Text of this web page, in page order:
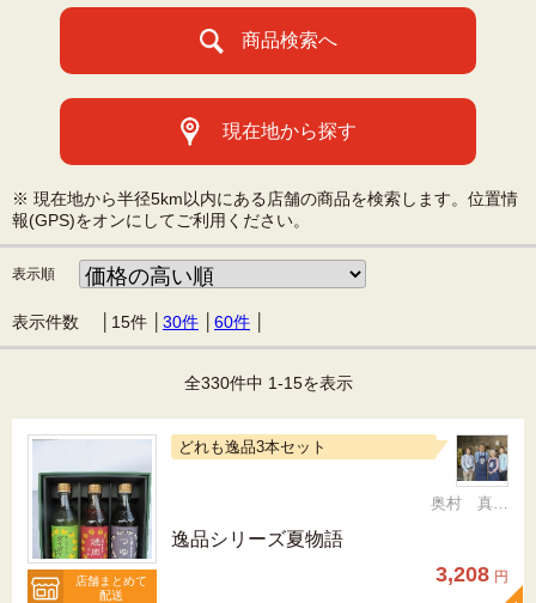
商品検索へ
現在地から探す
※ 現在地から半径5km以内にある店舗の商品を検索します。位置情
報(GPS)をオンにしてご利用ください。
表示順
表示件数 │ 15件 30件 60件
全330件中 1-15を表示
店舗まとめて
配送
どれも逸品3本セット
奥村 真（ちか）
逸品シリーズ夏物語
3,208 円